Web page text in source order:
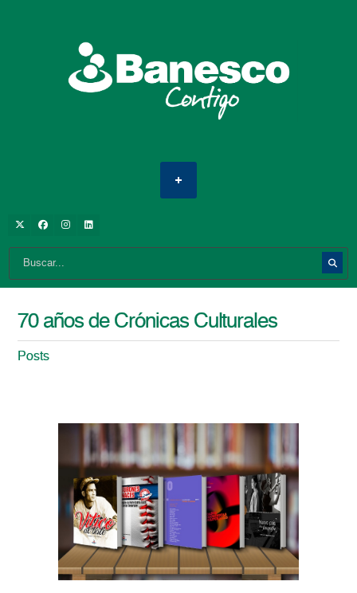
70 años de Crónicas Culturales
Posts